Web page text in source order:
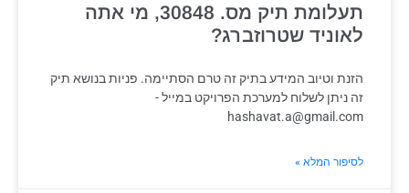
תעלומת תיק מס. 30848, מי אתה
לאוניד שטרוזברג?
הזנת וטיוב המידע בתיק זה טרם הסתיימה. פניות בנושא תיק
זה ניתן לשלוח למערכת הפרויקט במייל -
hashavat.a@gmail.com
לסיפור המלא »